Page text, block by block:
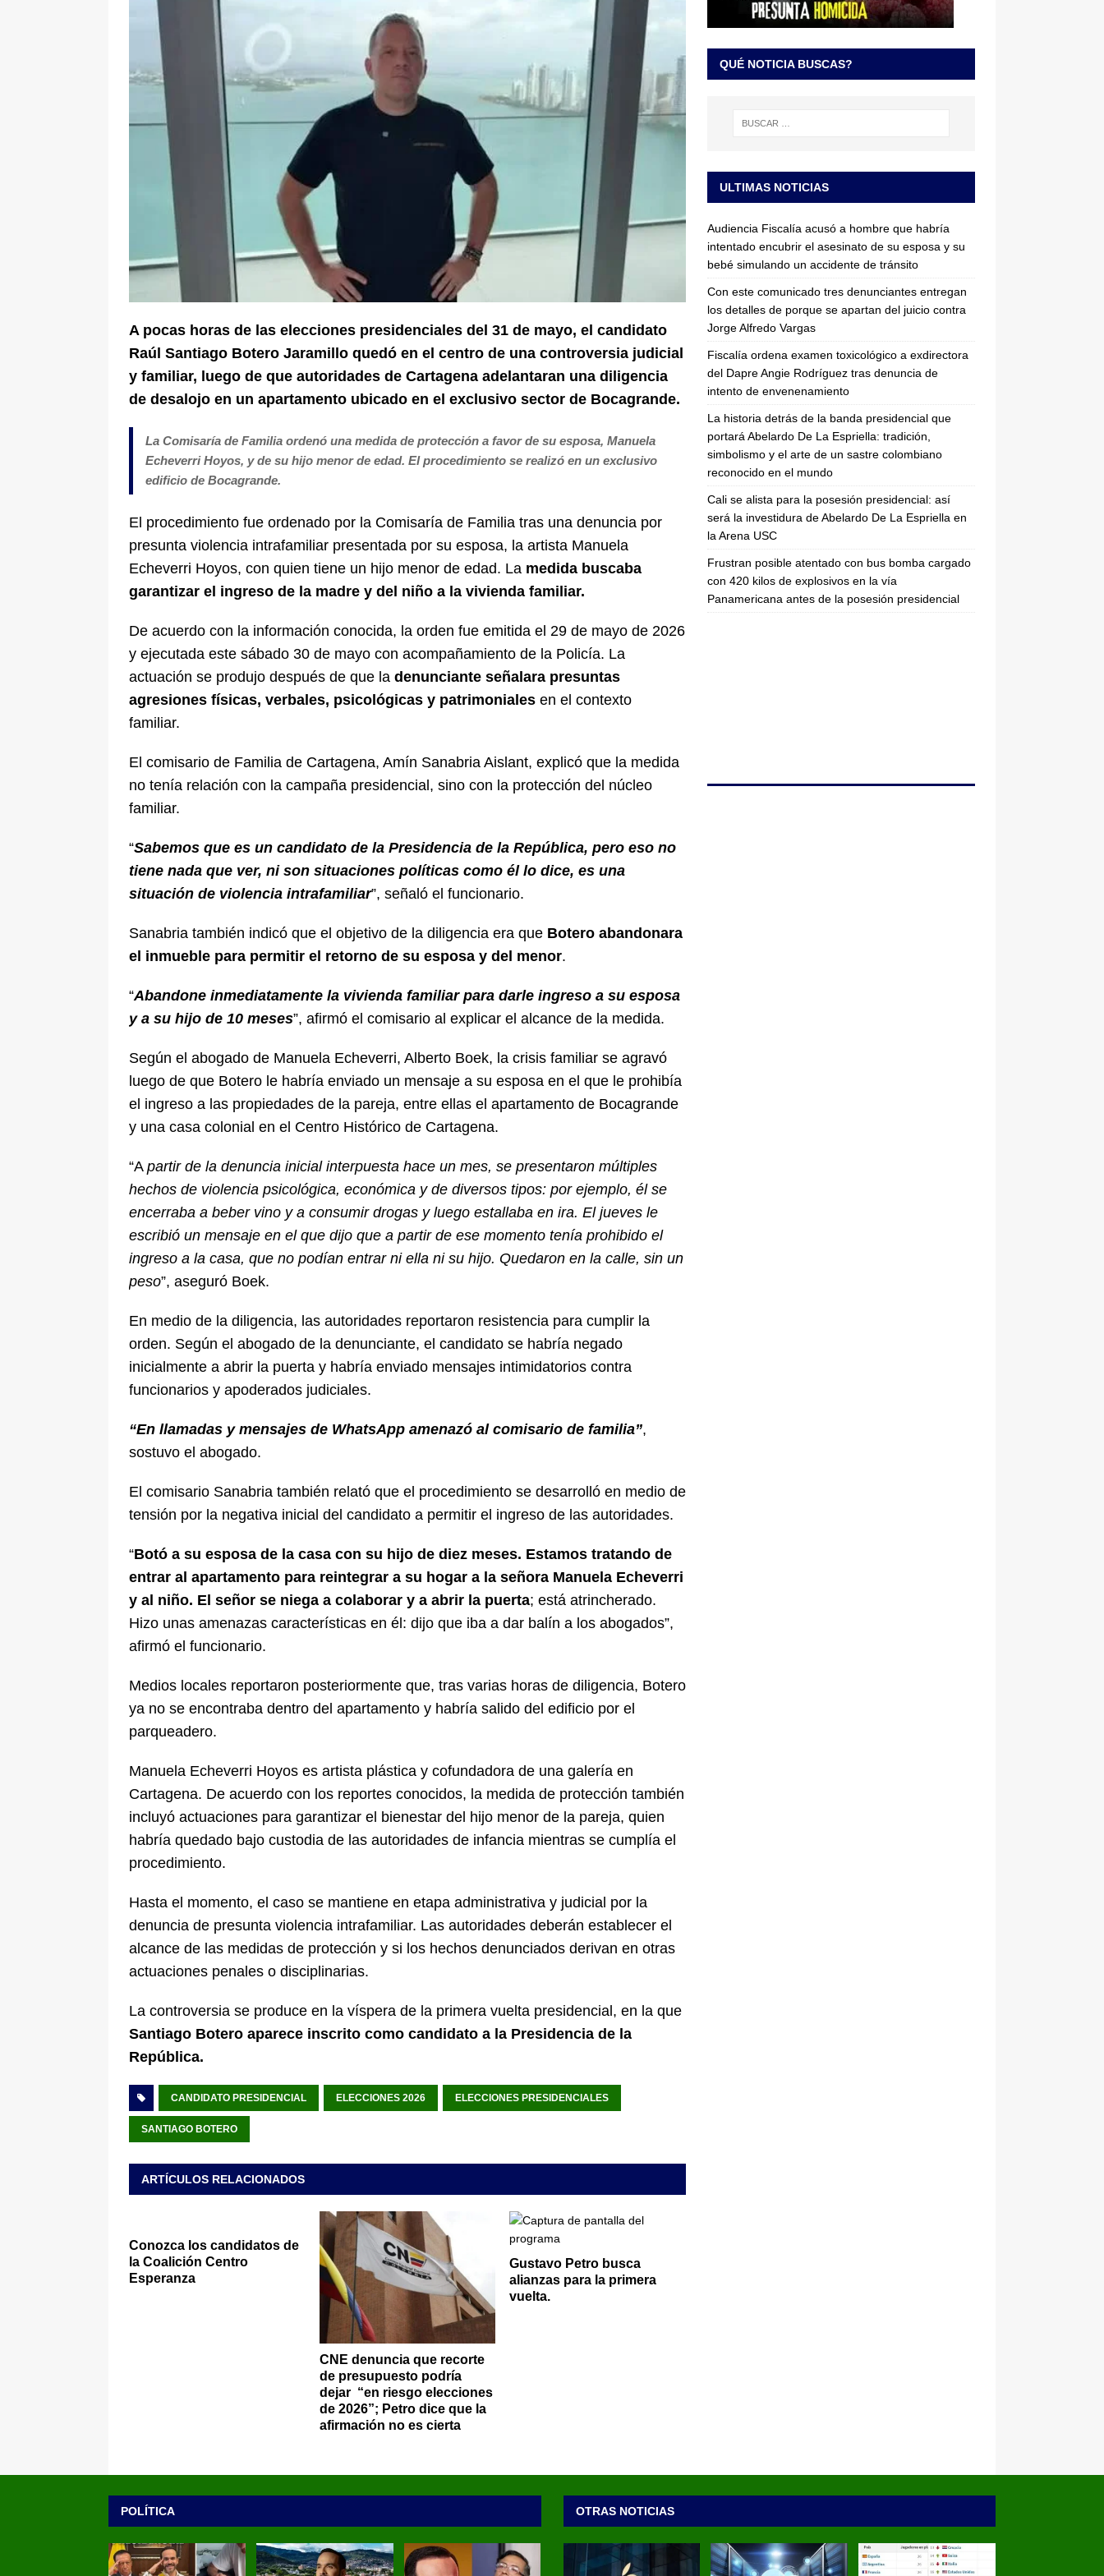
ÚLTIMO
[ 5 de agosto de 2026 ] Cali se alista para la posesión presidencial: así será la investidura de Abelardo
De La Espriella en la Arena USC LO ÚLTIMO
A pocas horas de las elecciones presidenciales del 31 de mayo, el candidato
Raúl Santiago Botero Jaramillo quedó en el centro de una controversia judicial
y familiar, luego de que autoridades de Cartagena adelantaran una diligencia
de desalojo en un apartamento ubicado en el exclusivo sector de Bocagrande.
La Comisaría de Familia ordenó una medida de protección a favor de su esposa, Manuela
Echeverri Hoyos, y de su hijo menor de edad. El procedimiento se realizó en un exclusivo
edificio de Bocagrande.
El procedimiento fue ordenado por la Comisaría de Familia tras una denuncia por
presunta violencia intrafamiliar presentada por su esposa, la artista Manuela
Echeverri Hoyos, con quien tiene un hijo menor de edad. La medida buscaba
garantizar el ingreso de la madre y del niño a la vivienda familiar.
De acuerdo con la información conocida, la orden fue emitida el 29 de mayo de 2026
y ejecutada este sábado 30 de mayo con acompañamiento de la Policía. La
actuación se produjo después de que la denunciante señalara presuntas
agresiones físicas, verbales, psicológicas y patrimoniales en el contexto
familiar.
El comisario de Familia de Cartagena, Amín Sanabria Aislant, explicó que la medida
no tenía relación con la campaña presidencial, sino con la protección del núcleo
familiar.
“Sabemos que es un candidato de la Presidencia de la República, pero eso no
tiene nada que ver, ni son situaciones políticas como él lo dice, es una
situación de violencia intrafamiliar”, señaló el funcionario.
Sanabria también indicó que el objetivo de la diligencia era que Botero abandonara
el inmueble para permitir el retorno de su esposa y del menor.
“Abandone inmediatamente la vivienda familiar para darle ingreso a su esposa
y a su hijo de 10 meses”, afirmó el comisario al explicar el alcance de la medida.
Según el abogado de Manuela Echeverri, Alberto Boek, la crisis familiar se agravó
luego de que Botero le habría enviado un mensaje a su esposa en el que le prohibía
el ingreso a las propiedades de la pareja, entre ellas el apartamento de Bocagrande
y una casa colonial en el Centro Histórico de Cartagena.
“A partir de la denuncia inicial interpuesta hace un mes, se presentaron múltiples
hechos de violencia psicológica, económica y de diversos tipos: por ejemplo, él se
encerraba a beber vino y a consumir drogas y luego estallaba en ira. El jueves le
escribió un mensaje en el que dijo que a partir de ese momento tenía prohibido el
ingreso a la casa, que no podían entrar ni ella ni su hijo. Quedaron en la calle, sin un
peso”, aseguró Boek.
En medio de la diligencia, las autoridades reportaron resistencia para cumplir la
orden. Según el abogado de la denunciante, el candidato se habría negado
inicialmente a abrir la puerta y habría enviado mensajes intimidatorios contra
funcionarios y apoderados judiciales.
“En llamadas y mensajes de WhatsApp amenazó al comisario de familia”,
sostuvo el abogado.
El comisario Sanabria también relató que el procedimiento se desarrolló en medio de
tensión por la negativa inicial del candidato a permitir el ingreso de las autoridades.
“Botó a su esposa de la casa con su hijo de diez meses. Estamos tratando de
entrar al apartamento para reintegrar a su hogar a la señora Manuela Echeverri
y al niño. El señor se niega a colaborar y a abrir la puerta; está atrincherado.
Hizo unas amenazas características en él: dijo que iba a dar balín a los abogados”,
afirmó el funcionario.
Medios locales reportaron posteriormente que, tras varias horas de diligencia, Botero
ya no se encontraba dentro del apartamento y habría salido del edificio por el
parqueadero.
Manuela Echeverri Hoyos es artista plástica y cofundadora de una galería en
Cartagena. De acuerdo con los reportes conocidos, la medida de protección también
incluyó actuaciones para garantizar el bienestar del hijo menor de la pareja, quien
habría quedado bajo custodia de las autoridades de infancia mientras se cumplía el
procedimiento.
Hasta el momento, el caso se mantiene en etapa administrativa y judicial por la
denuncia de presunta violencia intrafamiliar. Las autoridades deberán establecer el
alcance de las medidas de protección y si los hechos denunciados derivan en otras
actuaciones penales o disciplinarias.
La controversia se produce en la víspera de la primera vuelta presidencial, en la que
Santiago Botero aparece inscrito como candidato a la Presidencia de la
República.
CANDIDATO PRESIDENCIAL ELECCIONES 2026 ELECCIONES PRESIDENCIALES
SANTIAGO BOTERO
ARTÍCULOS RELACIONADOS
Conozca los candidatos de
la Coalición Centro
Esperanza
CNE denuncia que recorte
de presupuesto podría
dejar “en riesgo elecciones
de 2026”; Petro dice que la
afirmación no es cierta
Gustavo Petro busca
alianzas para la primera
vuelta.
QUÉ NOTICIA BUSCAS?
ULTIMAS NOTICIAS
Audiencia Fiscalía acusó a hombre que habría
intentado encubrir el asesinato de su esposa y su
bebé simulando un accidente de tránsito
Con este comunicado tres denunciantes entregan
los detalles de porque se apartan del juicio contra
Jorge Alfredo Vargas
Fiscalía ordena examen toxicológico a exdirectora
del Dapre Angie Rodríguez tras denuncia de
intento de envenenamiento
La historia detrás de la banda presidencial que
portará Abelardo De La Espriella: tradición,
simbolismo y el arte de un sastre colombiano
reconocido en el mundo
Cali se alista para la posesión presidencial: así
será la investidura de Abelardo De La Espriella en
la Arena USC
Frustran posible atentado con bus bomba cargado
con 420 kilos de explosivos en la vía
Panamericana antes de la posesión presidencial
POLÍTICA OTRAS NOTICIAS